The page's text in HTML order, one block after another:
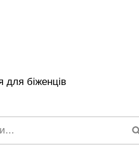
для біженців